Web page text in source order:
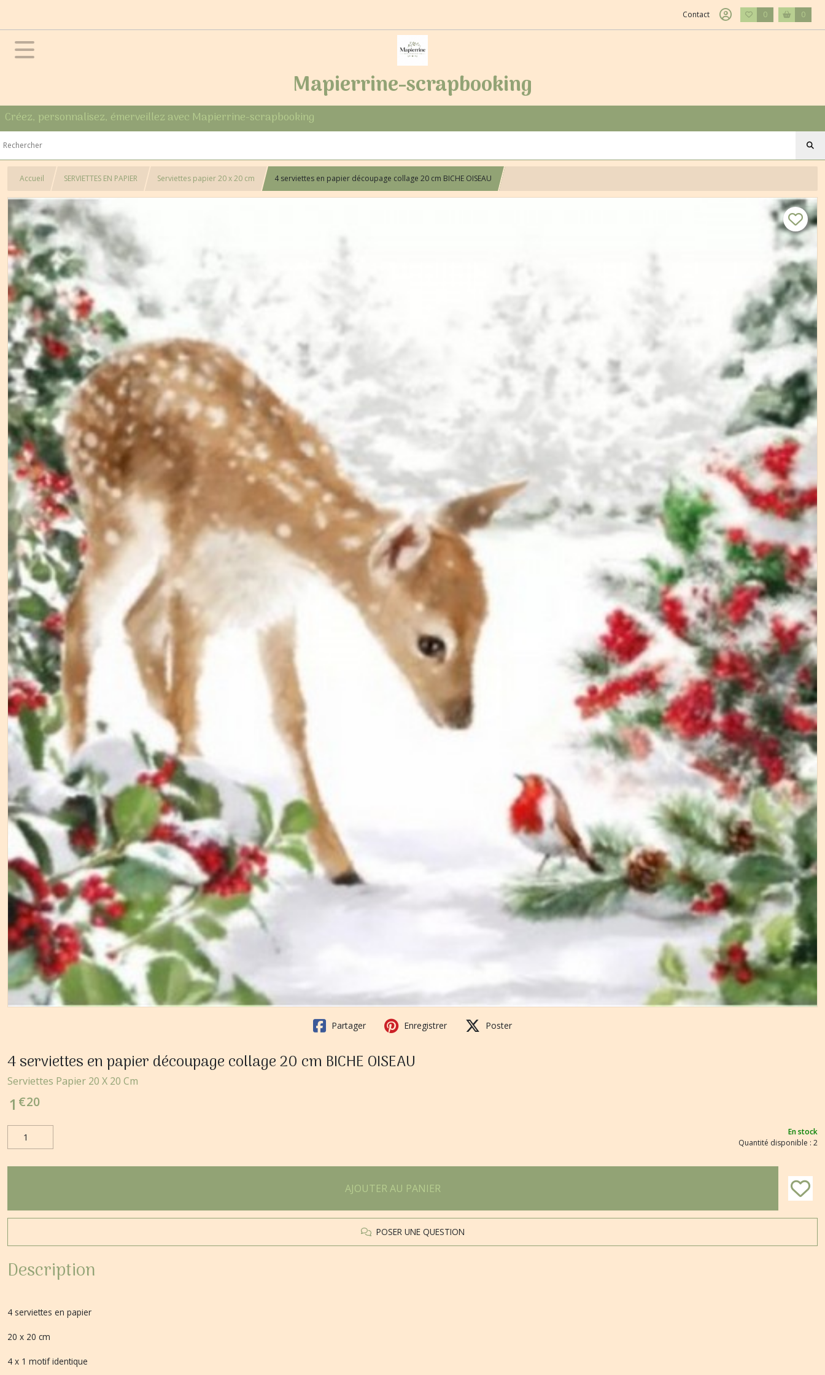
Contact 0 0
Mapierrine-scrapbooking
Créez, personnalisez, émerveillez avec Mapierrine-scrapbooking
Accueil SERVIETTES EN PAPIER Serviettes papier 20 x 20 cm 4 serviettes en papier découpage collage 20 cm BICHE OISEAU
Partager Enregistrer Poster
4 serviettes en papier découpage collage 20 cm BICHE OISEAU
Serviettes Papier 20 X 20 Cm
1 €20
En stock
Quantité disponible : 2
AJOUTER AU PANIER
POSER UNE QUESTION
Description
4 serviettes en papier
20 x 20 cm
4 x 1 motif identique